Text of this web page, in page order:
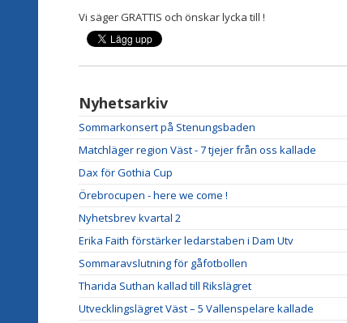
Vi säger GRATTIS och önskar lycka till !
Nyhetsarkiv
Sommarkonsert på Stenungsbaden
Matchläger region Väst - 7 tjejer från oss kallade
Dax för Gothia Cup
Örebrocupen - here we come !
Nyhetsbrev kvartal 2
Erika Faith förstärker ledarstaben i Dam Utv
Sommaravslutning för gåfotbollen
Tharida Suthan kallad till Rikslägret
Utvecklingslägret Väst – 5 Vallenspelare kallade